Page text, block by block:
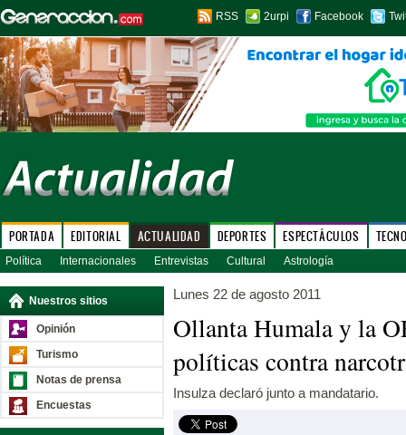
RSS 2urpi Facebook
PORTADA EDITORIAL ACTUALIDAD DEPORTES ESPECTÁCULOS
Política Internacionales Entrevistas Cultural Astrología
Nuestros sitios
Opinión
Turismo
Notas de prensa
Encuestas
Lunes 22 de agosto 2011
Ollanta Humala y la
políticas contra
Insulza declaró junto a mandatario.